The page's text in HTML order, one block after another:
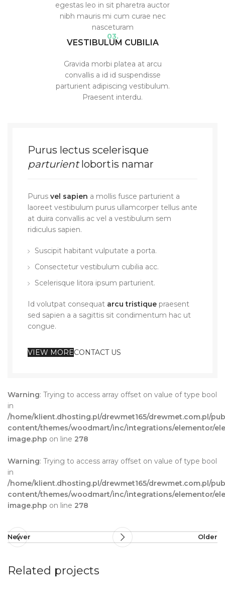
egestas leo in sit pharetra auctor
nibh mauris mi cum curae nec
nasceturam
03.
VESTIBULUM CUBILIA
Gravida morbi platea at arcu
convallis a id id suspendisse
parturient adipiscing vestibulum.
Praesent interdu.
Purus lectus scelerisque
parturientlobortis namar
Purus vel sapien a mollis fusce parturient a
laoreet vestibulum purus ullamcorper tellus ante
at duira convallis ac vel a vestibulum sem
ridiculus sapien.
Suscipit habitant vulputate a porta.
Consectetur vestibulum cubilia acc.
Scelerisque litora ipsum parturient.
Id volutpat consequat arcu tristique praesent
sed sapien a a sagittis sit condimentum hac ut
congue.
VIEW MORECONTACT US
Warning: Trying to access array offset on value of type bool
in
/home/klient.dhosting.pl/drewmet165/drewmet.com.pl/
content/themes/woodmart/inc/integrations/elementor/
image.php on line 278
Warning: Trying to access array offset on value of type bool
in
/home/klient.dhosting.pl/drewmet165/drewmet.com.pl/
content/themes/woodmart/inc/integrations/elementor/
image.php on line 278
Newer Older
Related projects